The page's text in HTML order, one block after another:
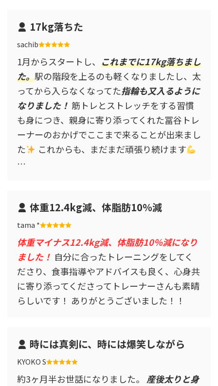
17kg落ちた
sachib
1月からスタートし、 これまでに17kg落ちまし
た。駅の階段を上るのも軽くなりましたし、太
ってから入らなくなってた指輪も又入るように
なりました！ 筋トレとストレッチをする習慣
も身につき、親身に寄り添ってくれた冨谷トレ
ーナーのおかげでここまで来ることが出来まし
た
これからも、まだまだ頑張り続けます
…
体重12.4kg減、体脂肪10％減
tama *
体重マイナス12.4kg減、体脂肪10％減になり
ました！ 自分に合ったトレーニングをしてく
ださり、食事指導やアドバイスも良く、心身共
に寄り添ってくださってトレーナーさんも素晴
らしいです！ ありがとうございました！！
時には真剣に、時には爆笑しながら
KYOKO S
約3ヶ月半お世話になりました。 産後太りと身